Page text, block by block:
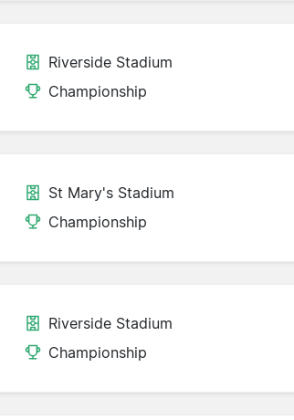
Riverside Stadium
Championship
St Mary's Stadium
Championship
Riverside Stadium
Championship